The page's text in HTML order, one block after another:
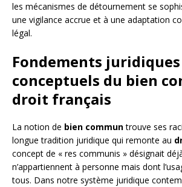
les mécanismes de détournement se
une vigilance accrue et à une adaptation
légal.
Fondements
conceptuels du bien
droit français
La notion de bien communtrouve ses
longue tradition juridique qui remonte au
concept de « res communis » désignait
n’appartiennent à personne mais dont
tous. Dans notre système juridique